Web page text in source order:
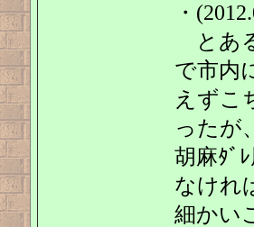
・
とあ
で市内
えずこ
ったが
胡麻ﾀﾞ
なけれ
細かい